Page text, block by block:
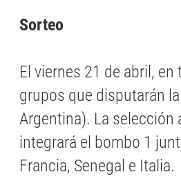
Sorteo
El viernes 21 de abril,
grupos que disputarán
Argentina). La selección
integrará el bombo 1
Francia, Senegal e Italia.